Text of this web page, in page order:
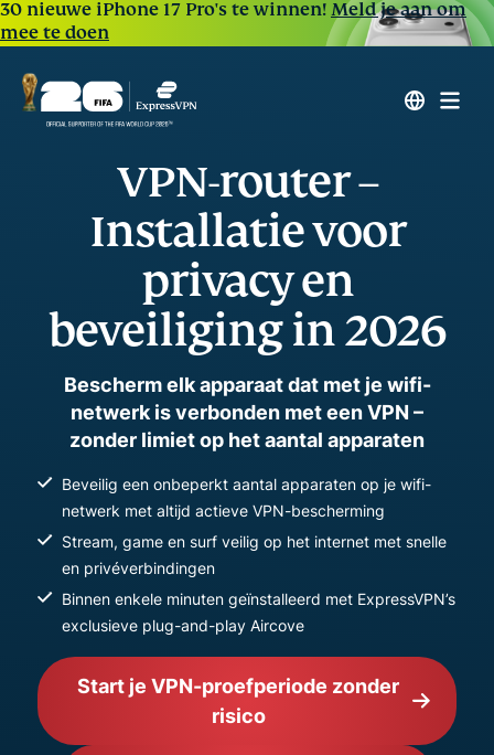
30 nieuwe iPhone 17 Pro's te winnen!Meld je aan om
mee te doen
VPN-router –
Installatie voor
privacy en
beveiliging in 2026
Bescherm elk apparaat dat met je wifi-
netwerk is verbonden met een VPN –
zonder limiet op het aantal apparaten
Beveilig een onbeperkt aantal apparaten op je wifi-
netwerk met altijd actieve VPN-bescherming
Stream, game en surf veilig op het internet met snelle
en privéverbindingen
Binnen enkele minuten geïnstalleerd met ExpressVPN’s
exclusieve plug-and-play Aircove
Start je VPN-proefperiode zonder
risico